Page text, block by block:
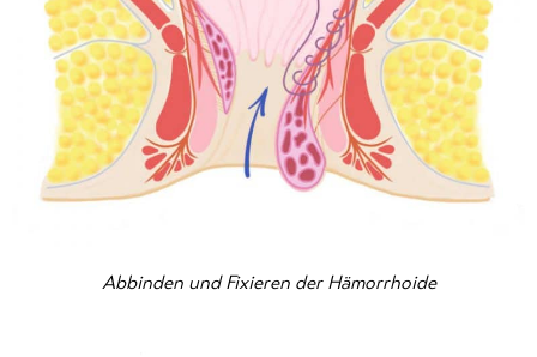
Abbinden und Fixieren der Hämorrhoide